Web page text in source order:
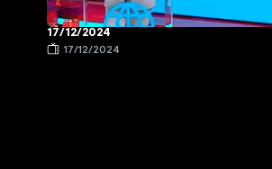
17/12/2024
17/12/2024